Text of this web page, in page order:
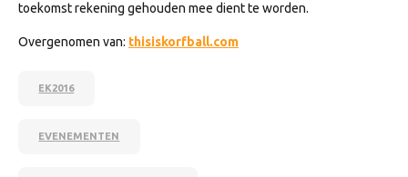
toekomst rekening gehouden mee dient te worden.
Overgenomen van: thisiskorfball.com
EK2016
EVENEMENTEN